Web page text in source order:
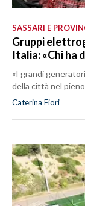
SASSARI E
Gruppi
Italia: «Chi ha
«I grandi
della città nel
Caterina Fiori